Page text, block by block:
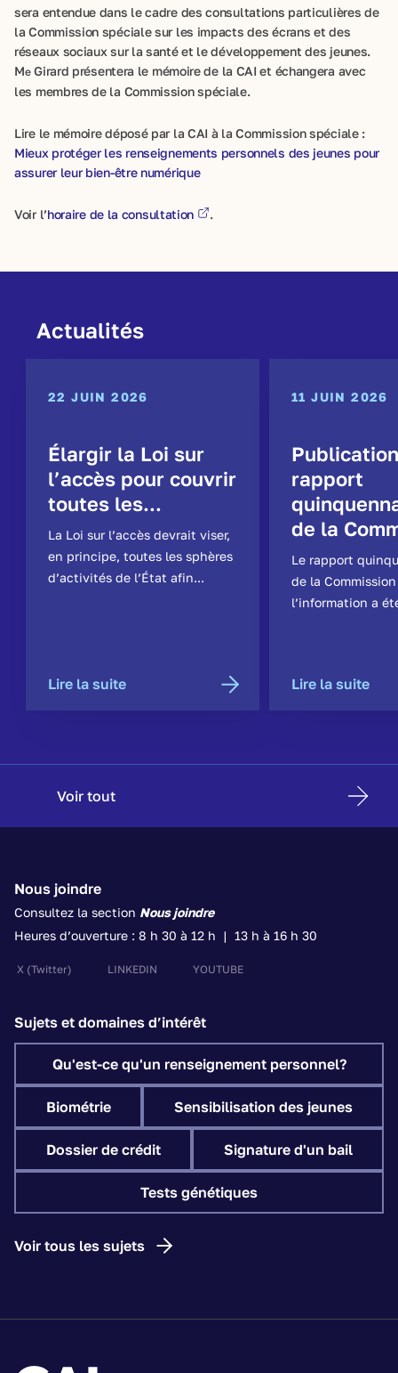
sera entendue dans le cadre des consultations particulières de
la Commission spéciale sur les impacts des écrans et des
réseaux sociaux sur la santé et le développement des jeunes.
MeGirard présentera le mémoire de la CAI et échangera avec
les membres de la Commission spéciale.
Lire le mémoire déposé par la CAI à la Commission spéciale :
Mieux protéger les renseignements personnels des jeunes pour
assurer leur bien-être numérique
Voir l’horaire de la consultation .
Actualités
22 JUIN 2026
Élargir la Loi sur
l’accès pour couvrir
toutes les...
La Loi sur l’accès devrait viser,
en principe, toutes les sphères
d’activités de l’État afin...
Lire la suite
11 JUIN 2026
rapport
de la
Le rapport
de la Commission
l’information a
Lire la suite
Voir tout
Nous joindre
Consultez la section Nous joindre
Heures d’ouverture : 8 h 30 à 12 h | 13 h à 16 h 30
X (Twitter) LINKEDIN YOUTUBE
Sujets et domaines d’intérêt
Qu'est-ce qu'un renseignement personnel?
Biométrie Sensibilisation des jeunes
Dossier de crédit Signature d'un bail
Tests génétiques
Voir tous les sujets